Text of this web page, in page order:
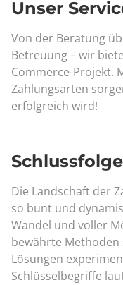
Unser
Von der Beratung
Betreuung – wir
Commerce-Projekt.
Zahlungsarten
erfolgreich wird!
Die Landschaft der
so bunt und
Wandel und voller
bewährte
Lösungen
Schlüsselbegriffe